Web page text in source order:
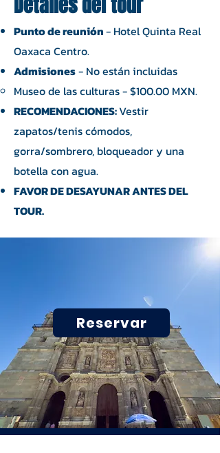
Punto de reunión- Hotel Quinta Real
Oaxaca Centro.
​Admisiones- No están incluidas
Museo de las culturas - $100.00 MXN.​
RECOMENDACIONES:Vestir
zapatos/tenis cómodos,
gorra/sombrero, bloqueador y una
botella con agua.
FAVOR DE DESAYUNAR ANTES DEL
TOUR.
Reservar